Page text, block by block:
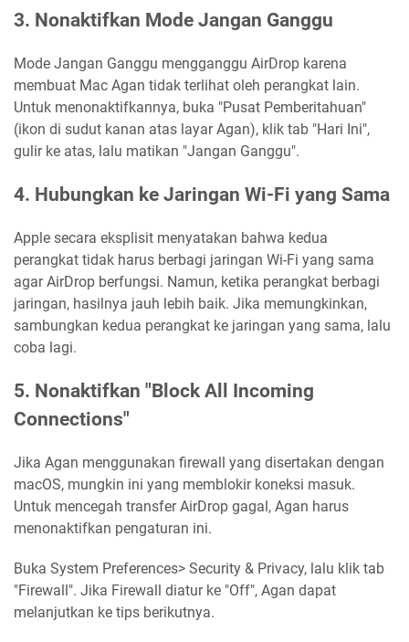
3. Nonaktifkan Mode Jangan Ganggu
Mode Jangan Ganggu mengganggu AirDrop karena
membuat Mac Agan tidak terlihat oleh perangkat lain.
Untuk menonaktifkannya, buka "Pusat Pemberitahuan"
(ikon di sudut kanan atas layar Agan), klik tab "Hari Ini",
gulir ke atas, lalu matikan "Jangan Ganggu".
4. Hubungkan ke Jaringan Wi-Fi yang Sama
Apple secara eksplisit menyatakan bahwa kedua
perangkat tidak harus berbagi jaringan Wi-Fi yang sama
agar AirDrop berfungsi. Namun, ketika perangkat berbagi
jaringan, hasilnya jauh lebih baik. Jika memungkinkan,
sambungkan kedua perangkat ke jaringan yang sama, lalu
coba lagi.
5. Nonaktifkan "Block All Incoming
Connections"
Jika Agan menggunakan firewall yang disertakan dengan
macOS, mungkin ini yang memblokir koneksi masuk.
Untuk mencegah transfer AirDrop gagal, Agan harus
menonaktifkan pengaturan ini.
Buka System Preferences> Security & Privacy, lalu klik tab
"Firewall". Jika Firewall diatur ke "Off", Agan dapat
melanjutkan ke tips berikutnya.